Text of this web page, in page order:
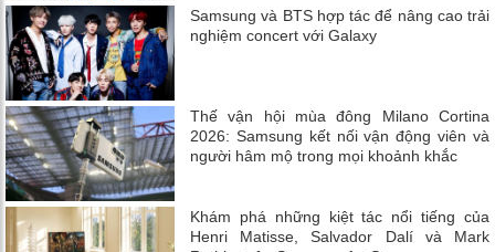
Samsung và BTS hợp tác để nâng cao trải
nghiệm concert với Galaxy
Thế vận hội mùa đông Milano Cortina
2026: Samsung kết nối vận động viên và
người hâm mộ trong mọi khoảnh khắc
Khám phá những kiệt tác nổi tiếng của
Henri Matisse, Salvador Dalí và Mark